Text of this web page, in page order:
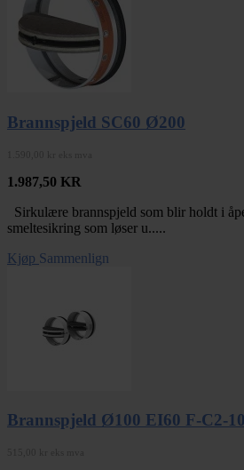
Brannspjeld SC60 Ø200
1.987,50 KR
Sirkulære brannspjeld som blir holdt i
smeltesikring som løser u.....
Kjøp Sammenlign
Brannspjeld Ø100 EI60 F-C2-